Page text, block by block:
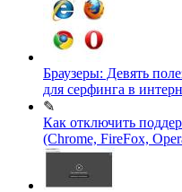
Браузеры: Девять
для серфинга в
✎
Как отключить
(Chrome, FireFox,